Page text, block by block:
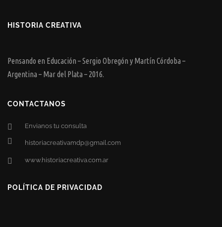
HISTORIA CREATIVA
Pensando en Educación – Sergio Obregón y Martín Córdoba –
Argentina – Mar del Plata – 2016.
CONTACTANOS
Envianos tu consulta
historiacreativamdp@gmail.com
www.historiacreativa.com.ar
POLÍTICA DE PRIVACIDAD